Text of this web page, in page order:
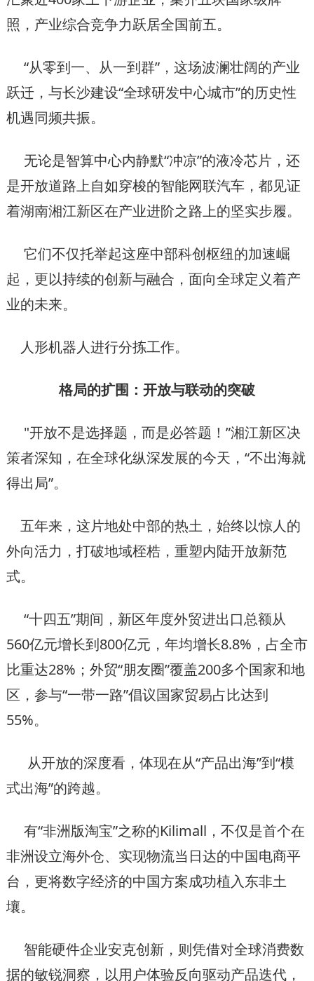
照，产业综合竞争力跃居全国前五。
“从零到一、从一到群”，这场波澜壮阔的产业
跃迁，与长沙建设“全球研发中心城市”的历史性
机遇同频共振。
无论是智算中心内静默“冲凉”的液冷芯片，还
是开放道路上自如穿梭的智能网联汽车，都见证
着湖南湘江新区在产业进阶之路上的坚实步履。
它们不仅托举起这座中部科创枢纽的加速崛
起，更以持续的创新与融合，面向全球定义着产
业的未来。
人形机器人进行分拣工作​。
格局的扩围：开放与联动的突破
"开放不是选择题，而是必答题！”湘江新区决
策者深知，在全球化纵深发展的今天，“不出海就
得出局”。
五年来，这片地处中部的热土，始终以惊人的
外向活力，打破地域桎梏，重塑内陆开放新范
式。
“十四五”期间，新区年度外贸进出口总额从
560亿元增长到800亿元，年均增长8.8%，占全市
比重达28%；外贸“朋友圈”覆盖200多个国家和地
区，参与“一带一路”倡议国家贸易占比达到
55%。
从开放的深度看，体现在从“产品出海”到“模
式出海”的跨越。
有“非洲版淘宝”之称的Kilimall，不仅是首个在
非洲设立海外仓、实现物流当日达的中国电商平
台，更将数字经济的中国方案成功植入东非土
壤。
智能硬件企业安克创新，则凭借对全球消费数
据的敏锐洞察，以用户体验反向驱动产品迭代，